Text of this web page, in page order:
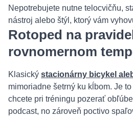
Nepotrebujete nutne telocvičňu,
nástroj alebo štýl, ktorý vám
Rotoped na
rovnomernom
Klasický stacionárny bicykel
mimoriadne šetrný ku kĺbom. Je
chcete pri tréningu pozerať
podcast, no zároveň poctivo